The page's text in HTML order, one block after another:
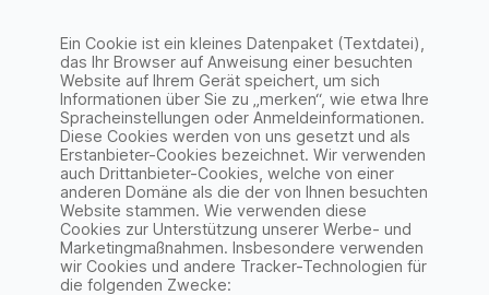
Ein Cookie ist ein kleines Datenpaket (Textdatei),
das Ihr Browser auf Anweisung einer besuchten
Website auf Ihrem Gerät speichert, um sich
Informationen über Sie zu „merken“, wie etwa Ihre
Spracheinstellungen oder Anmeldeinformationen.
Diese Cookies werden von uns gesetzt und als
Erstanbieter-Cookies bezeichnet. Wir verwenden
auch Drittanbieter-Cookies, welche von einer
anderen Domäne als die der von Ihnen besuchten
Website stammen. Wie verwenden diese
Cookies zur Unterstützung unserer Werbe- und
Marketingmaßnahmen. Insbesondere verwenden
wir Cookies und andere Tracker-Technologien für
die folgenden Zwecke: